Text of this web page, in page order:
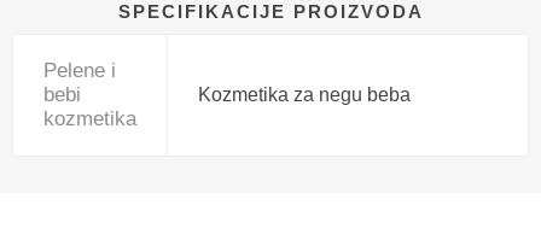
SPECIFIKACIJE PROIZVODA
Pelene i
bebi
kozmetika
Kozmetika za negu beba